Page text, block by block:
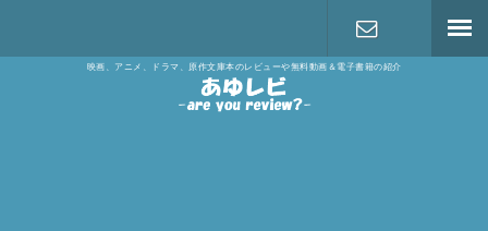
映画、アニメ、ドラマ、原作文庫本のレビューや無料動画＆電子書籍の紹介